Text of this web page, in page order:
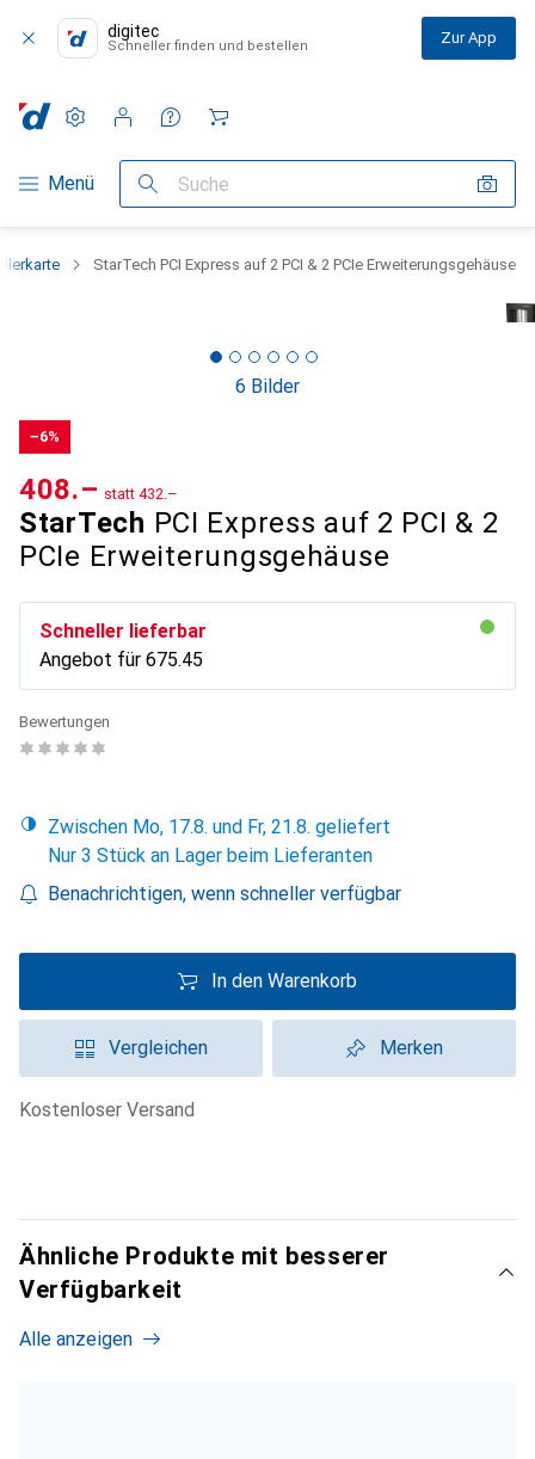
digitec
Schneller finden und bestellen Zur App
Navigation nach Kategorien
Menü Suche
Einstellungen
Kundenkonto
Vergleichslisten
Merklisten
Warenkorb
StarTech PCI Express auf 2 PCI & 2 PCIe Erweiterungsgehäuse
6 Bilder
−6%
StarTech PCI Express auf 2 PCI & 2
PCIe Erweiterungsgehäuse
CHF
408.– statt CHF
432.–
Schneller lieferbar
Angebot für CHF
675.45
Bewertungen
Zwischen Mo, 17.8. und Fr, 21.8. geliefert
Nur 3 Stück an Lager beim Lieferanten
Benachrichtigen, wenn schneller verfügbar
In den Warenkorb
Vergleichen Merken
kostenloser Versand
Ähnliche Produkte mit besserer
Verfügbarkeit
Alle anzeigen